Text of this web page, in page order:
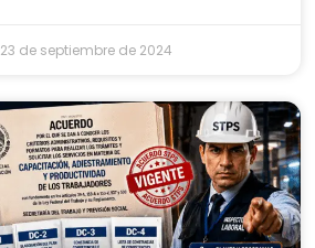
23 de septiembre de 2024